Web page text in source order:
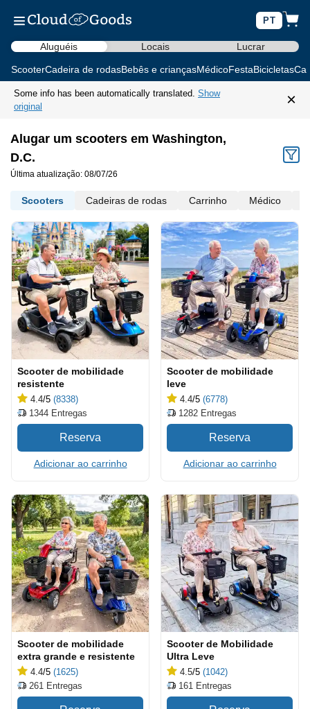
PT
Aluguéis Locais Lucrar
ScooterCadeira de rodasBebês e criançasMédicoFestaBicicletas
Some info has been automatically translated. Show
original
×
Alugar um scooters em Washington,
D.C.
Última atualização: 08/07/26
Scooters Cadeiras de rodas Carrinho Médico
Scooter de mobilidade
resistente
4.4/5 (8338)
1344 Entregas
Adicionar ao carrinho
Scooter de mobilidade
leve
4.4/5 (6778)
1282 Entregas
Adicionar ao carrinho
Scooter de mobilidade
extra grande e resistente
4.4/5 (1625)
261 Entregas
Scooter de Mobilidade
Ultra Leve
4.5/5 (1042)
161 Entregas